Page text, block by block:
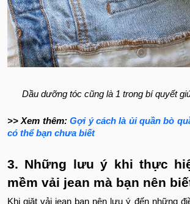
Dầu dưỡng tóc cũng là 1 trong bí quyết
>> Xem thêm:Gợi ý cách là ủi quần bò
có thể bạn chưa biết
3. Những lưu ý khi thực
mềm vải jean mà bạn nên
Khi giặt vải jean bạn nên lưu ý đến những